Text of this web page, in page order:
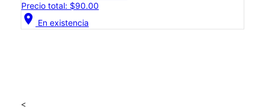
Precio total: $90.00
location_on En existencia
<